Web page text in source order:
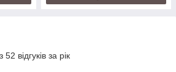
відгуків за рік